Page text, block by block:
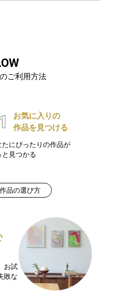
ご利用方法
お気に入りの
作品を見つける
たにぴったりの作品が
と見つかる
作品の選び方
お試
敗な